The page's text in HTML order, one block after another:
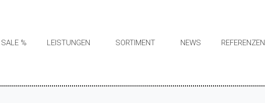
SALE % LEISTUNGEN SORTIMENT NEWS REFERENZEN